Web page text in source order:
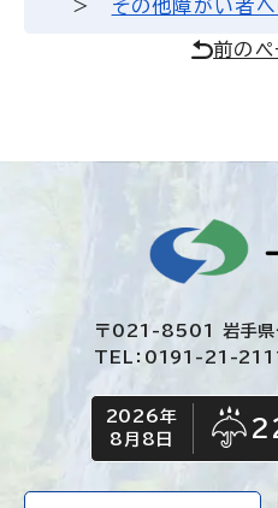
その他障がい者
前のペ
〒021-8501 岩手県
TEL：0191-21-2111
今日の日付
2026年
8月8日
今日の天
雨